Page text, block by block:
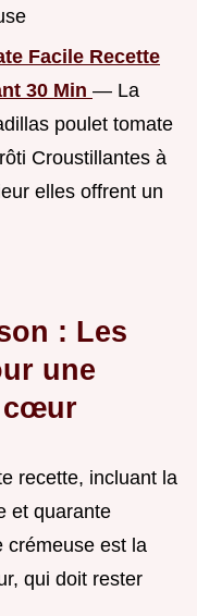
Facile Recette
30 Min — La
poulet tomate
Croustillantes à
elles offrent un
: Les
une
cœur
recette, incluant la
et quarante
crémeuse est la
qui doit rester